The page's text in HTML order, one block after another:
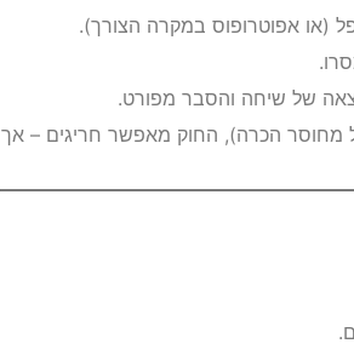
(או אפוטרופוס במקרה הצורך).
של שיחה והסבר מפורט.
מחוסר הכרה), החוק מאפשר חריגים – אך